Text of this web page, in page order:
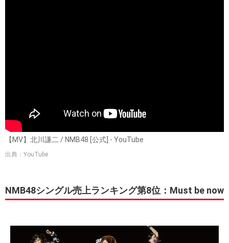
【MV】北川謙二 / NMB48 [公式] - YouTube
出典：YouTube
NMB48シングル売上ランキング第8位：Must be now